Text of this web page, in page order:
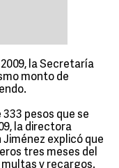
2009, la Secretaría
monto de
pesos que se
la directora
explicó que
tres meses del
y recargos.